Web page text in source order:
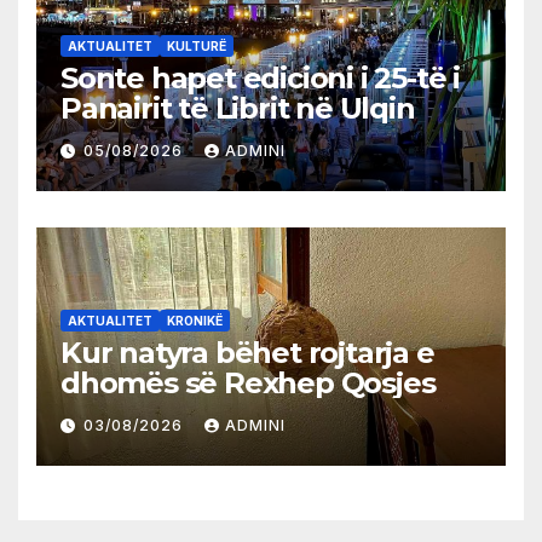
AKTUALITET KULTURË
Sonte hapet edicioni i 25-të i
Panairit të Librit në Ulqin
05/08/2026 ADMINI
AKTUALITET KRONIKË
Kur natyra bëhet rojtarja e
dhomës së Rexhep Qosjes
03/08/2026 ADMINI